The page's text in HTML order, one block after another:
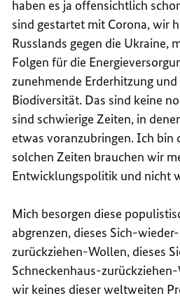
haben es ja offensichtlich
sind gestartet mit Corona, wir
Russlands gegen die Ukraine,
Folgen für die
zunehmende Erderhitzung
Biodiversität. Das sind keine
sind schwierige Zeiten, in
etwas voranzubringen. Ich bin
solchen Zeiten brauchen wir
Entwicklungspolitik und nicht
Mich besorgen diese
abgrenzen, dieses Sich-
zurückziehen-Wollen, dieses
Schneckenhaus-
wir keines dieser weltweiten